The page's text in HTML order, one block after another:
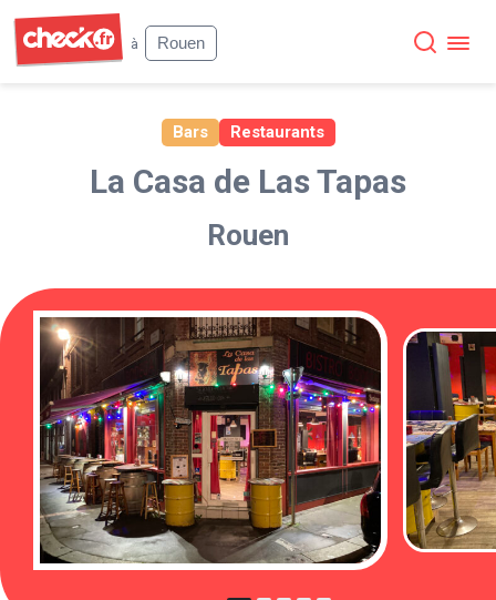
à
Rouen
Bars Restaurants
La Casa de Las Tapas
Rouen